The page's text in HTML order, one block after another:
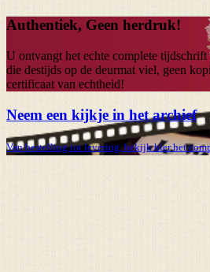
Authentiek, Geen herdruk!
U ontvangt het echte complete
die destijds op de deurmat viel, geen
certificaat van echtheid!
Neem een kijkje in het archief
Van bestelling tot levering, bekijk hier het